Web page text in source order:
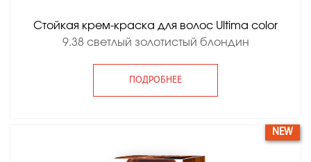
Стойкая крем-краска для волос Ultima color
9.38 светлый золотистый блондин
ПОДРОБНЕЕ
NEW